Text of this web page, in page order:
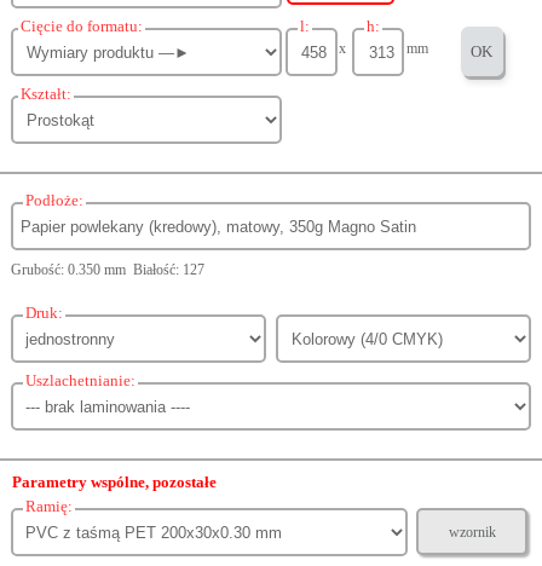
Cięcie do formatu: l:
x
h:
mm OK
Kształt:
Podłoże:
Grubość: 0.350 mm Białość: 127
Druk:
Uszlachetnianie:
Parametry wspólne, pozostałe
Ramię:
wzornik